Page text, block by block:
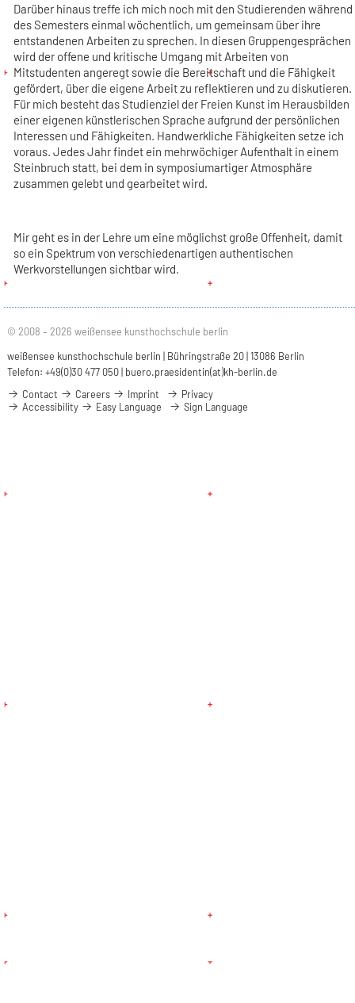
Darüber hinaus treffe ich mich noch mit den Studierenden während
des Semesters einmal wöchentlich, um gemeinsam über ihre
entstandenen Arbeiten zu sprechen. In diesen Gruppengesprächen
wird der offene und kritische Umgang mit Arbeiten von
Mitstudenten angeregt sowie die Bereitschaft und die Fähigkeit
gefördert, über die eigene Arbeit zu reflektieren und zu diskutieren.
Für mich besteht das Studienziel der Freien Kunst im Herausbilden
einer eigenen künstlerischen Sprache aufgrund der persönlichen
Interessen und Fähigkeiten. Handwerkliche Fähigkeiten setze ich
voraus. Jedes Jahr findet ein mehrwöchiger Aufenthalt in einem
Steinbruch statt, bei dem in symposiumartiger Atmosphäre
zusammen gelebt und gearbeitet wird.
Mir geht es in der Lehre um eine möglichst große Offenheit, damit
so ein Spektrum von verschiedenartigen authentischen
Werkvorstellungen sichtbar wird.
© 2008 – 2026 weißensee kunsthochschule berlin
weißensee kunsthochschule berlin | Bühringstraße 20 | 13086 Berlin
Telefon: +49(0)30 477 050 | buero.praesidentin(at)kh-berlin.de
Contact
Careers Imprint
Privacy
Accessibility
Easy Language Sign Language